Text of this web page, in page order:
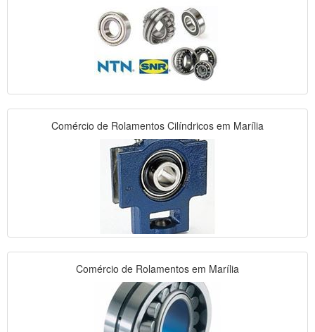
Comércio de Rolamentos Cilíndricos em Marília
Comércio de Rolamentos em Marília